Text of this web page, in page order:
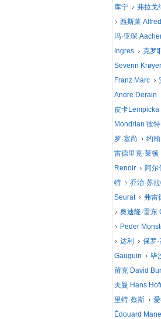
库宁
弗拉戈
西斯莱
冯·亚琛
Ingres
克罗
Severin Krøyer
Franz Marc
Andre Derain
皮卡Lempicka
Mondrian 彼
罗·塞尚
约
雷德里克·莱顿
Renoir
阿尔
特
乔治·苏
Seurat
弗雷
奥迪隆·雷东
Peder
达利
保罗·
Gauguin
毕
留克 David
夫曼 Hans
里特·蔡斯
Édouard